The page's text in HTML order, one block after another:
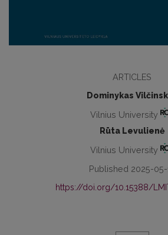
ARTICLES
Dominykas
Vilnius University
Rūta Levulienė
Vilnius University
Published 2025-05-
https://doi.org/10.15388/